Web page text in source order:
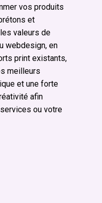
vos produits
et
valeurs de
webdesign, en
print existants,
meilleurs
et une forte
afin
ou votre